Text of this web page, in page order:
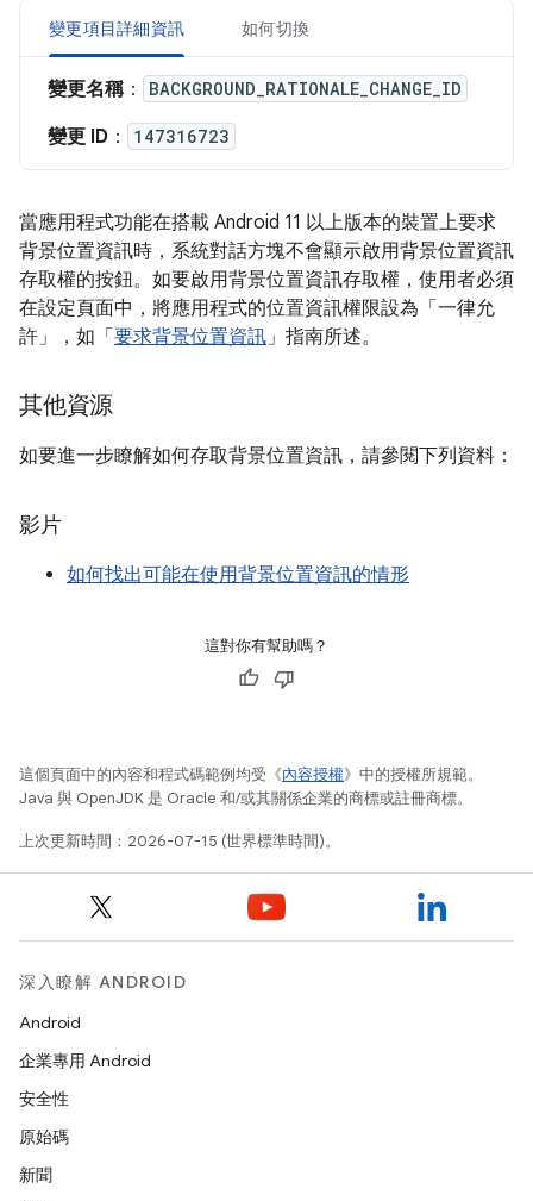
變更項目詳細資訊 如何切換
變更名稱： BACKGROUND_RATIONALE_CHANGE_ID
變更 ID ： 147316723
當應用程式功能在搭載 Android 11 以上版本的裝置上要求
背景位置資訊時，系統對話方塊不會顯示啟用背景位置資訊
存取權的按鈕。如要啟用背景位置資訊存取權，使用者必須
在設定頁面中，將應用程式的位置資訊權限設為「一律允
許」
，如「 要求背景位置資訊」指南所述。
其他資源
如要進一步瞭解如何存取背景位置資訊，請參閱下列資料：
影片
如何找出可能在使用背景位置資訊的情形
這對你有幫助嗎？
這個頁面中的內容和程式碼範例均受《內容授權》中的授權所規範。
Java 與 OpenJDK 是 Oracle 和/或其關係企業的商標或註冊商標。
上次更新時間：2026-07-15 (世界標準時間)。
深入瞭解 ANDROID
Android
企業專用 Android
安全性
原始碼
新聞